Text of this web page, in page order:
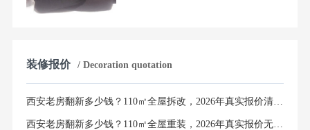
装修报价 / Decoration quotation
西安老房翻新多少钱？110㎡全屋拆改，2026年真实报价清单曝光
西安老房翻新多少钱？110㎡全屋重装，2026年真实报价无套路